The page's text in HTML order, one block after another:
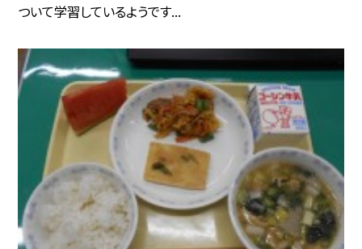
ついて学習しているようです...